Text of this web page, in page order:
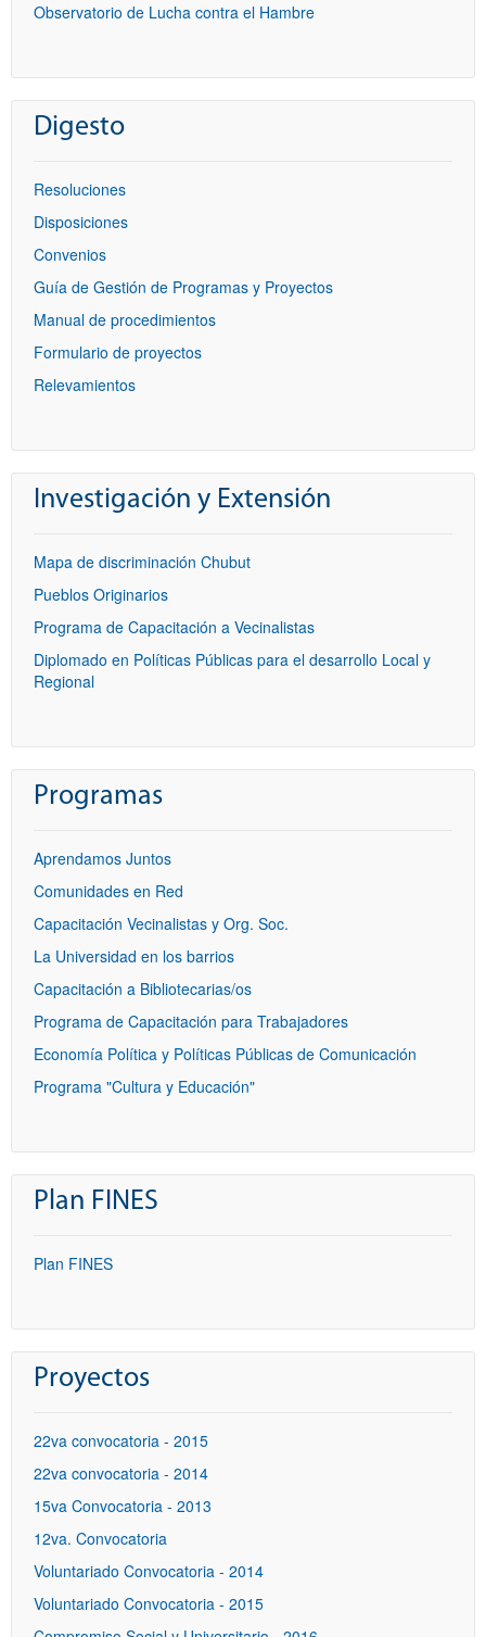
Observatorio de Lucha contra el Hambre
Digesto
Resoluciones
Disposiciones
Convenios
Guía de Gestión de Programas y Proyectos
Manual de procedimientos
Formulario de proyectos
Relevamientos
Investigación y Extensión
Mapa de discriminación Chubut
Pueblos Originarios
Programa de Capacitación a Vecinalistas
Diplomado en Políticas Públicas para el desarrollo Local y
Regional
Programas
Aprendamos Juntos
Comunidades en Red
Capacitación Vecinalistas y Org. Soc.
La Universidad en los barrios
Capacitación a Bibliotecarias/os
Programa de Capacitación para Trabajadores
Economía Política y Políticas Públicas de Comunicación
Programa "Cultura y Educación"
Plan FINES
Plan FINES
Proyectos
22va convocatoria - 2015
22va convocatoria - 2014
15va Convocatoria - 2013
12va. Convocatoria
Voluntariado Convocatoria - 2014
Voluntariado Convocatoria - 2015